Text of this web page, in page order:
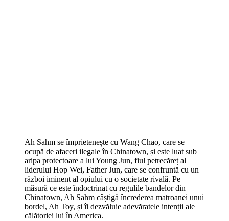
Ah Sahm se împrietenește cu Wang Chao, care se
ocupă de afaceri ilegale în Chinatown, și este luat sub
aripa protectoare a lui Young Jun, fiul petrecăreț al
liderului Hop Wei, Father Jun, care se confruntă cu un
război iminent al opiului cu o societate rivală. Pe
măsură ce este îndoctrinat cu regulile bandelor din
Chinatown, Ah Sahm câștigă încrederea matroanei unui
bordel, Ah Toy, și îi dezvăluie adevăratele intenții ale
călătoriei lui în America.